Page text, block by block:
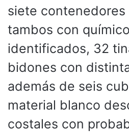
siete
tambos con
identificados, 32
bidones con
además de seis
material blanco
costales con